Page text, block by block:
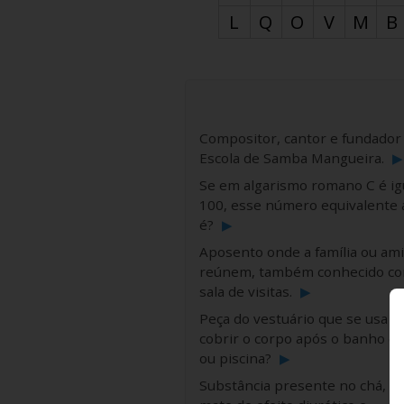
L
Q O V M B
Compositor, cantor e fundador
Escola de Samba Mangueira. ▶
Se em algarismo romano C é
100, esse número equivalente
é? ▶
Aposento onde a família ou
reúnem, também conhecido
sala de visitas. ▶
Peça do vestuário que se usa
cobrir o corpo após o banho de
ou piscina? ▶
Substância presente no chá,